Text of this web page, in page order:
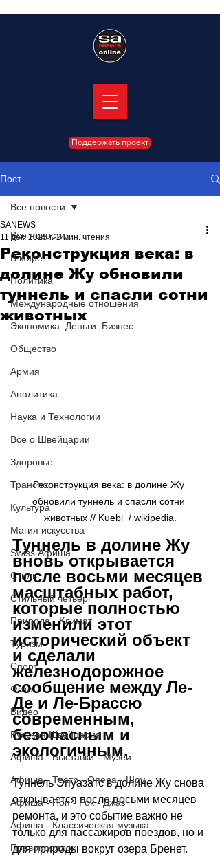
Поддержать проект
Пост
Все новости
В мире
Политика
Международные отношения
Экономика. Деньги. Бизнес
Общество
Армия
Аналитика
Наука и Технологии
Все о Швейцарии
Здоровье
Транспорт
Культура
Магия искусства
Swiss Афиша
Стиль
Стильный четверг
Природа - Климат
Туризм
Спорт
Фото
Видео
Русская Швейцария
Афиша - Выставки - Музеи
Афиша - Театр - Опера - Шоу
Афиша - Поп - Рок - Джаз
Афиша - Классическая музыка
Правопорядок
Все новости
Реконструкция века: в
долине Жу обновили
туннель и спасли сотни
животных
SANEWS
11 дек. 2025 г. 2 мин. чтения
Реконструкция века: в долине Жу
обновили туннель и спасли сотни
животных // Kuebi  / wikipedia.
Туннель в долине Жу
вновь открывается
после восьми месяцев
масштабных работ,
которые полностью
изменили этот
исторический объект
и сделали
железнодорожное
сообщение между Ле-
Де и Ле-Брассю
современным,
безопасным и
экологичным.
Туннель Эпуазатс в долине Жу снова
открывается после восьми месяцев
ремонта, и это событие важно не
только для пассажиров поездов, но и
для природы вокруг озера Бренет.